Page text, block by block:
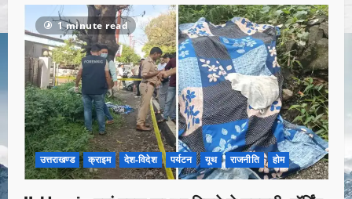
1 minute read
उत्तराखण्ड क्राइम देश-विदेश पर्यटन यूथ राजनीति होम